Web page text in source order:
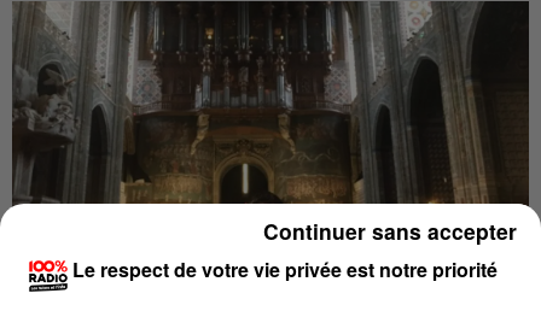
Le respect de votre vie privée est notre priorité
Continuer sans accepter